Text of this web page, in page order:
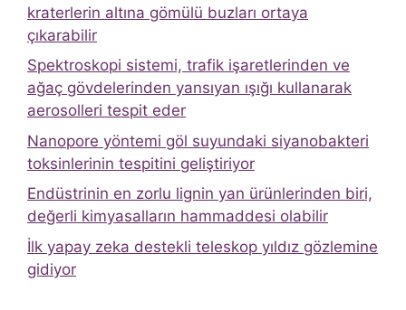
kraterlerin altına gömülü buzları ortaya
çıkarabilir
Spektroskopi sistemi, trafik işaretlerinden ve
ağaç gövdelerinden yansıyan ışığı kullanarak
aerosolleri tespit eder
Nanopore yöntemi göl suyundaki siyanobakteri
toksinlerinin tespitini geliştiriyor
Endüstrinin en zorlu lignin yan ürünlerinden biri,
değerli kimyasalların hammaddesi olabilir
İlk yapay zeka destekli teleskop yıldız gözlemine
gidiyor